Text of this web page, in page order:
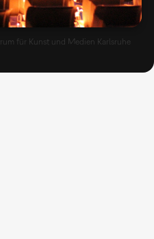
für Kunst und Medien Karlsruhe